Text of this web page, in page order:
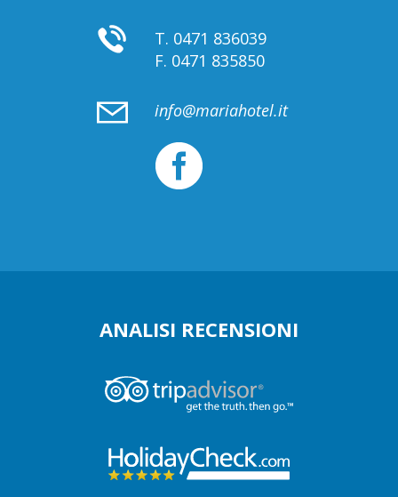
T. 0471 836039
F. 0471 835850
info@mariahotel.it
ANALISI RECENSIONI